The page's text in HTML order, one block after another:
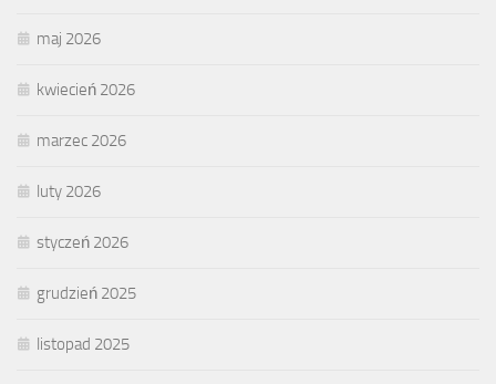
maj 2026
kwiecień 2026
marzec 2026
luty 2026
styczeń 2026
grudzień 2025
listopad 2025